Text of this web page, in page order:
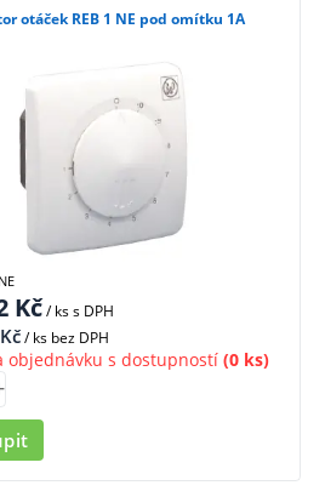
otáček REB 1 NE pod omítku 1A
Kč/ kss DPH
Kč/ ks bez DPH
objednávku s dostupností (0 ks)